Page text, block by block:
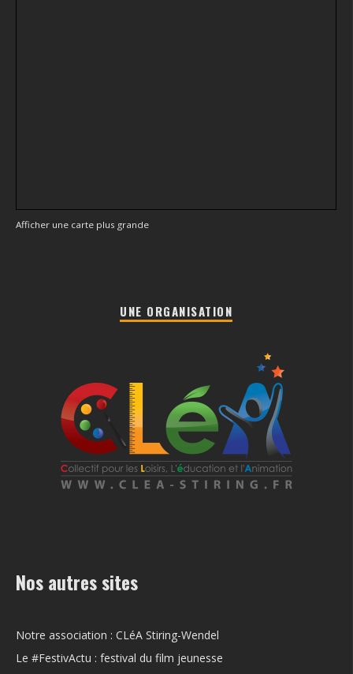
Afficher une carte plus grande
UNE ORGANISATION
Nos autres sites
Notre association : CLéA Stiring-Wendel
Le #FestivActu : festival du film jeunesse